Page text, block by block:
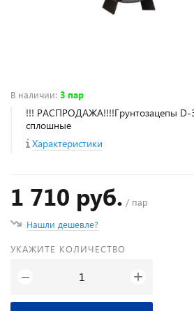
В наличии: 3 пар
!!! РАСПРОДАЖА!!!!Грунтозацепы
сплошные
Характеристики
1 710 руб. / пар
Нашли дешевле?
УКАЖИТЕ КОЛИЧЕСТВО
− +